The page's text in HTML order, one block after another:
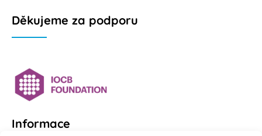
Děkujeme za podporu
Informace